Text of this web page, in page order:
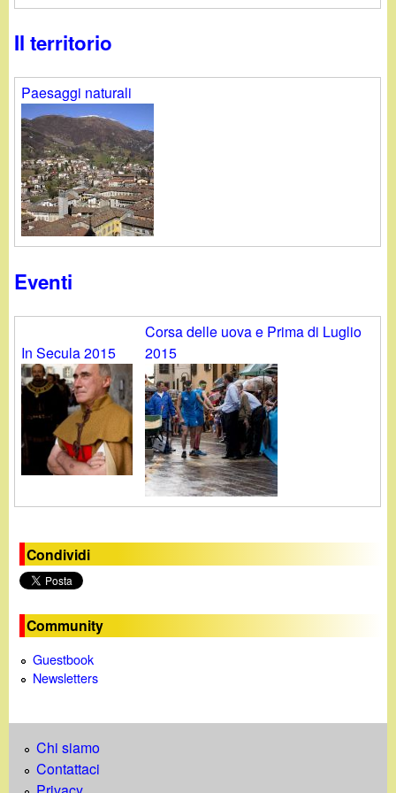
i
n
o
t
Il territorio
Paesaggi naturali
Eventi
In Secula 2015
Corsa delle uova e Prima di Luglio
2015
Condividi
Community
Guestbook
Newsletters
Chi siamo
Contattaci